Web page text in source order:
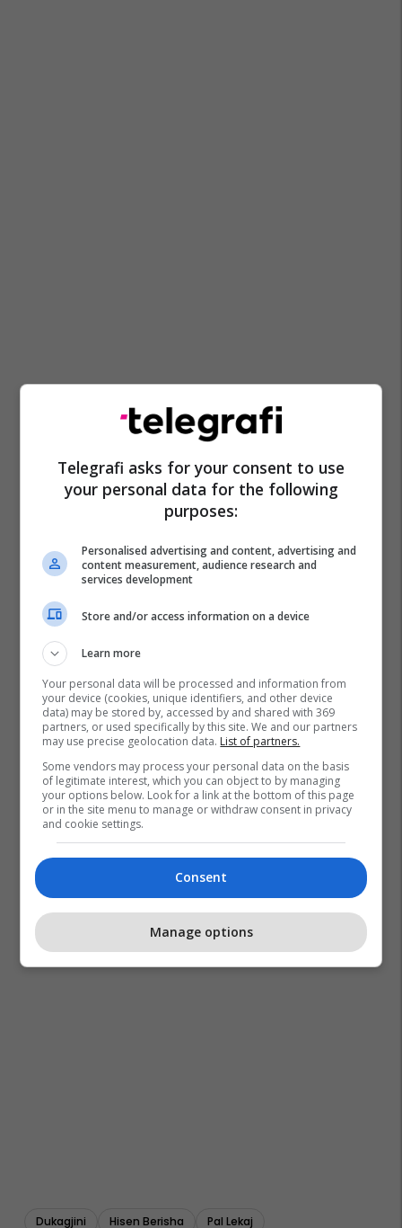
Dukagjini Hisen Berisha Pal Lekaj
Telegrafi asks for your consent to use
your personal data for the following
purposes:
Personalised advertising and content, advertising and
content measurement, audience research and
services development
Store and/or access information on a device
Learn more
Your personal data will be processed and information from
your device (cookies, unique identifiers, and other device
data) may be stored by, accessed by and shared with 369
partners, or used specifically by this site. We and our partners
may use precise geolocation data. List of partners.
Some vendors may process your personal data on the basis
of legitimate interest, which you can object to by managing
your options below. Look for a link at the bottom of this page
or in the site menu to manage or withdraw consent in privacy
and cookie settings.
Consent
Manage options